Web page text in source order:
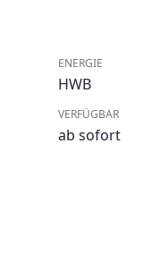
ENERGIE
HWB
VERFÜGBAR
ab sofort